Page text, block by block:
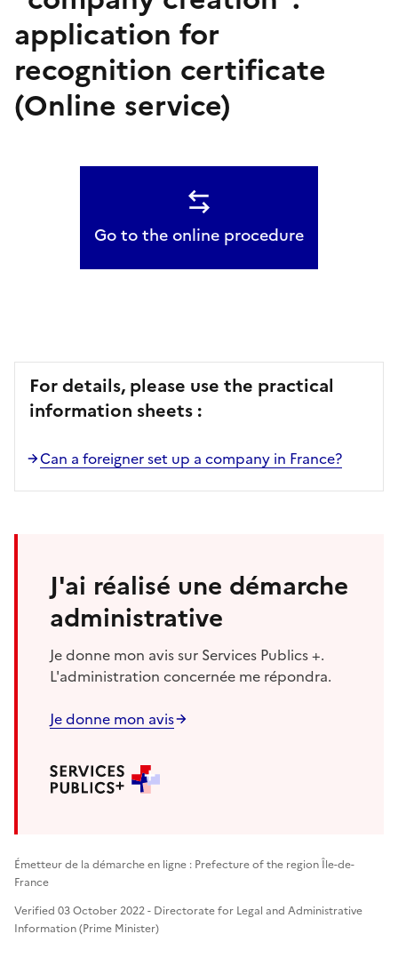
application for
recognition certificate
(Online service)
Go to the online procedure
For details, please use the practical
information sheets :
Can a foreigner set up a company in France?
J'ai réalisé une démarche
administrative
Je donne mon avis sur Services Publics +.
L'administration concernée me répondra.
Je donne mon avis
Émetteur de la démarche en ligne : Prefecture of the region Île-de-
France
Verified 03 October 2022 - Directorate for Legal and Administrative
Information (Prime Minister)